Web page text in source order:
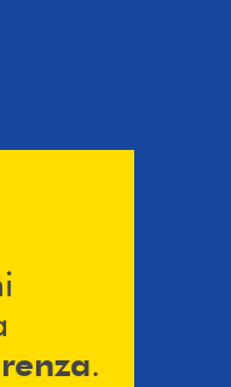
? Vai alla pagina della
.